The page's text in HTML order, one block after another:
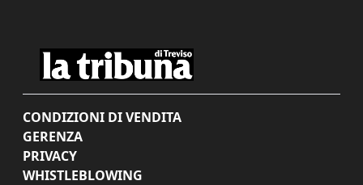
CONDIZIONI DI VENDITA
GERENZA
PRIVACY
WHISTLEBLOWING